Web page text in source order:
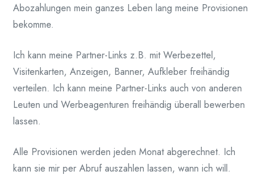
Abozahlungen mein ganzes Leben lang meine Provisionen
bekomme.
Ich kann meine Partner-Links z.B. mit Werbezettel,
Visitenkarten, Anzeigen, Banner, Aufkleber freihändig
verteilen. Ich kann meine Partner-Links auch von anderen
Leuten und Werbeagenturen freihändig überall bewerben
lassen.
Alle Provisionen werden jeden Monat abgerechnet. Ich
kann sie mir per Abruf auszahlen lassen, wann ich will.